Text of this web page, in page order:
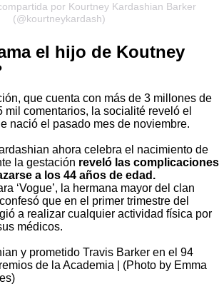
por Kourtney Kardashian Barker
(@kourtneykardash)
el hijo de Koutney
que cuenta con más de 3 millones de
mil comentarios, la socialité reveló el
nació el pasado mes de noviembre.
ahora celebra el nacimiento de
la gestación reveló las complicaciones
a los 44 años de edad.
‘Vogue’, la hermana mayor del clan
que en el primer trimestre del
a realizar cualquier actividad física por
médicos.